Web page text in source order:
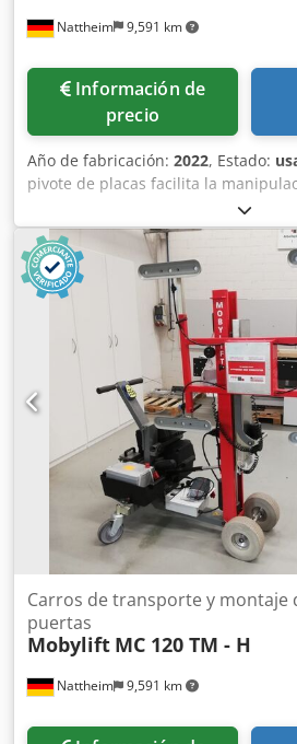
Nattheim 9,591 km
Información de
precio
Año de fabricación: 2022, Estado:
pivote de placas facilita la
cambiar la posición de las placas
El marco de soporte es ajustable
sistema hidráulico y, además,
apoyo facilitan el desplazamiento en
Cuatro ruedas giratorias garantizan
dentro de la instalación. Datos
en posición vertical,
posición horizontal,
Tamaño máximo de la placa: 5200 x
de carga: 250 kg Ubicación: Bad
Nattheim 9,591 km
Carros de transporte y montaje
puertas
Mobylift MC 120 TM - H